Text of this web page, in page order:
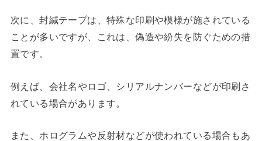
次に、封緘テープは、特殊な印刷や模様が施されている
ことが多いですが、これは、偽造や紛失を防ぐための措
置です。
例えば、会社名やロゴ、シリアルナンバーなどが印刷さ
れている場合があります。
また、ホログラムや反射材などが使われている場合もあ